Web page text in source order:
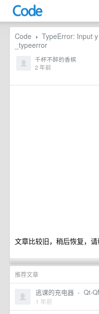
Code › TypeError: Input
_typeerror
千杯不醉的香槟
2 年前
文章比较旧，稍后恢复，
推荐文章
逃课的充电器 · Qt-
1 年前